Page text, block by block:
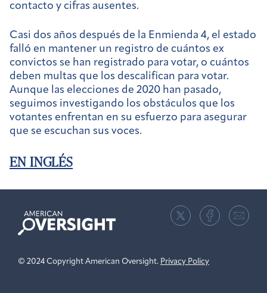
contacto y cifras ausentes.
Casi dos años después de la Enmienda 4, el estado
falló en mantener un registro de cuántos ex
convictos se han registrado para votar, o cuántos
deben multas que los descalifican para votar.
Aunque las elecciones de 2020 han pasado,
seguimos investigando los obstáculos que los
votantes enfrentan en su esfuerzo para asegurar
que se escuchan sus voces.
EN INGLÉS
American
Oversight
© 2024 Copyright American Oversight. Privacy Policy